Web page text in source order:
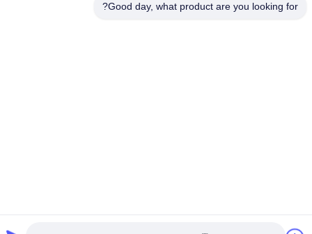
Good day, what product are you looking for?